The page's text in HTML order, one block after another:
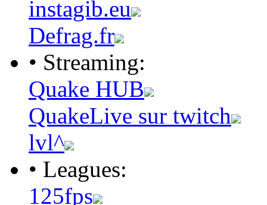
instagib.eu
Defrag.fr
• Streaming:
Quake HUB
QuakeLive sur twitch
lvl^
• Leagues:
125fps